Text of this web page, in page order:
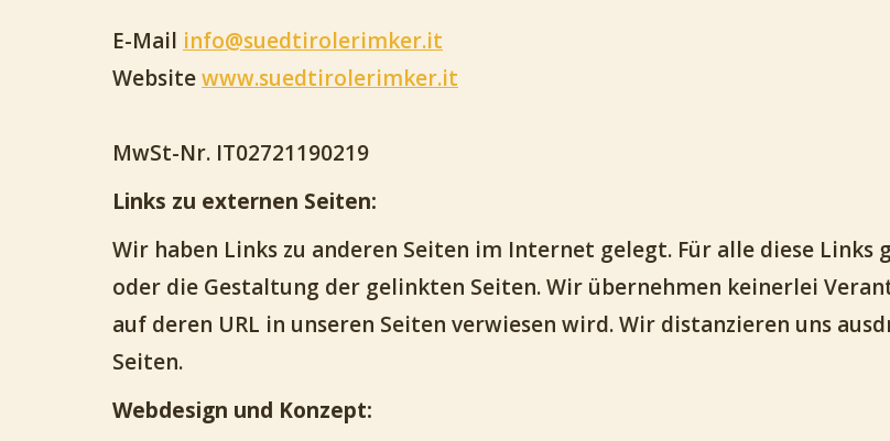
E-Mail info@suedtirolerimker.it
Websitewww.suedtirolerimker.it
MwSt-Nr. IT02721190219
Links zu externen Seiten:
Wir haben Links zu anderen Seiten im Internet gelegt. Für alle diese
oder die Gestaltung der gelinkten Seiten. Wir übernehmen keinerlei
auf deren URL in unseren Seiten verwiesen wird. Wir distanzieren uns
Seiten.
Webdesign und Konzept: